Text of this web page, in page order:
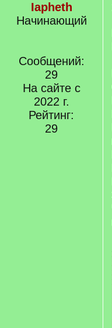
Iapheth
Начинающий
Сообщений:
29
На сайте с
2022 г.
Рейтинг:
29